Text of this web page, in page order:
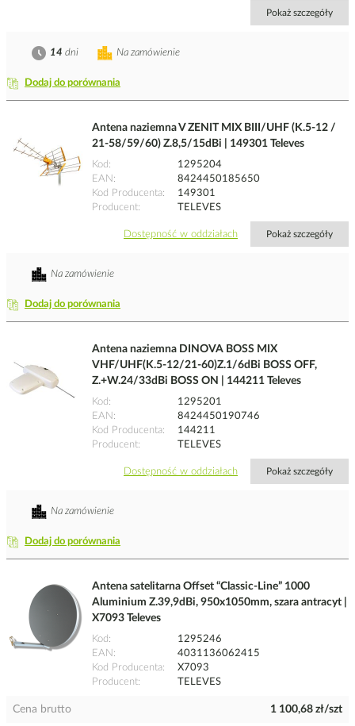
Pokaż szczegóły
Dodaj do porównania
Na zamówienie
14 dni
Antena naziemna V ZENIT MIX BIII/UHF (K.5-12 /
21-58/59/60) Z.8,5/15dBi | 149301 Televes
Kod
1295204
EAN
8424450185650
Kod Producenta
149301
Producent
TELEVES
Dostępność w oddziałach Pokaż szczegóły
Dodaj do porównania
Na zamówienie
Antena naziemna DINOVA BOSS MIX
VHF/UHF(K.5-12/21-60)Z.1/6dBi BOSS OFF,
Z.+W.24/33dBi BOSS ON | 144211 Televes
Kod
1295201
EAN
8424450190746
Kod Producenta
144211
Producent
TELEVES
Dostępność w oddziałach Pokaż szczegóły
Dodaj do porównania
Na zamówienie
Antena satelitarna Offset “Classic-Line” 1000
Aluminium Z.39,9dBi, 950x1050mm, szara antracyt |
X7093 Televes
Kod
1295246
EAN
4031136062415
Kod Producenta
X7093
Producent
TELEVES
Cena brutto 1 100,68 zł/szt